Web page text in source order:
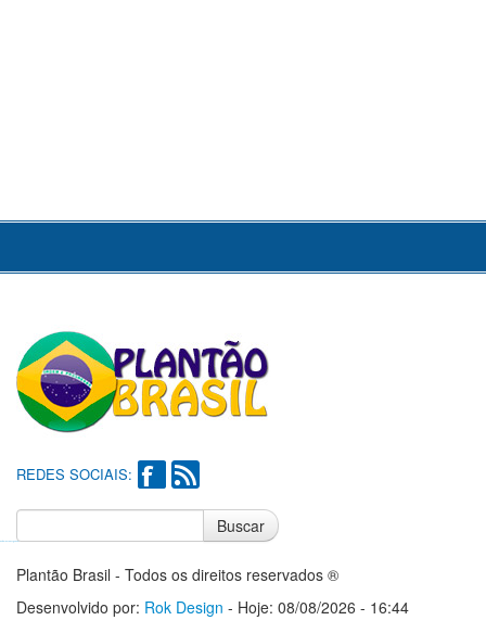
REDES SOCIAIS:
Buscar
Plantão Brasil - Todos os direitos reservados ®
Desenvolvido por: Rok Design - Hoje: 08/08/2026 - 16:44